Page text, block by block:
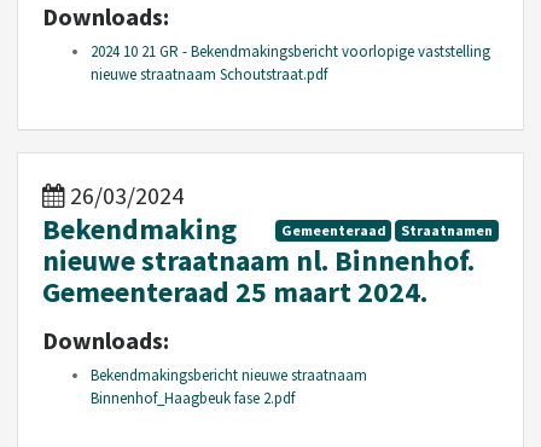
Downloads:
2024 10 21 GR - Bekendmakingsbericht voorlopige vaststelling
nieuwe straatnaam Schoutstraat.pdf
26/03/2024
Gemeenteraad Straatnamen
Bekendmaking
nieuwe straatnaam nl. Binnenhof.
Gemeenteraad 25 maart 2024.
Downloads:
Bekendmakingsbericht nieuwe straatnaam
Binnenhof_Haagbeuk fase 2.pdf